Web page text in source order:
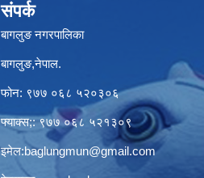
संपर्क
बागलुङ नगरपालिका
बागलुङ,नेपाल.
फोन: ९७७ ०६८ ५२०३०६
फ्याक्स;: ९७७ ०६८ ५२१३०९
इमेल:baglungmun@gmail.com